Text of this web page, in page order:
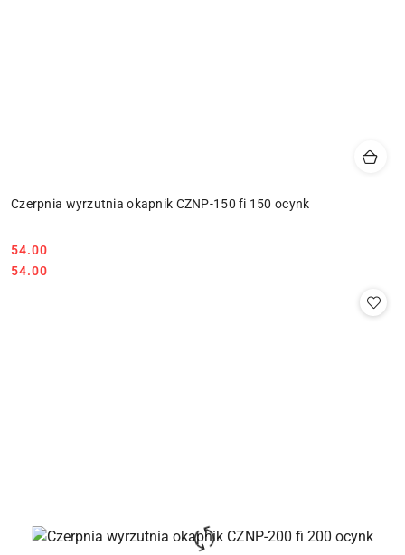
Czerpnia wyrzutnia okapnik CZNP-150 fi 150 ocynk
Cena:
54.00
Cena:
54.00